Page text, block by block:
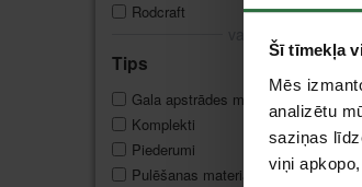
Šī tīmekļa
Mēs
analizētu
saziņas
viņi
Rodcraft
vairāk...
Tips
Gala apstrādes materiāli
Komplekti
Piederumi
Pulēšanas materiāli